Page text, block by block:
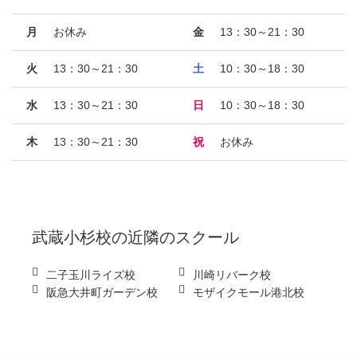
月 お休み
火 13：30～21：30
水 13：30～21：30
木 13：30～21：30
金 13：30～21：30
土 10：30～18：30
日 10：30～18：30
祝 お休み
武蔵小杉校の近隣のスクール
二子玉川ライズ校
川崎リバーク校
阪急大井町ガーデン校
モザイクモール港北校